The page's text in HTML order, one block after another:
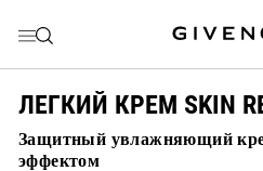
ПЕРЕЙТИ К ПОИСКУ
ЛЕГКИЙ КРЕМ SKIN
Защитный увлажняющий
эффектом